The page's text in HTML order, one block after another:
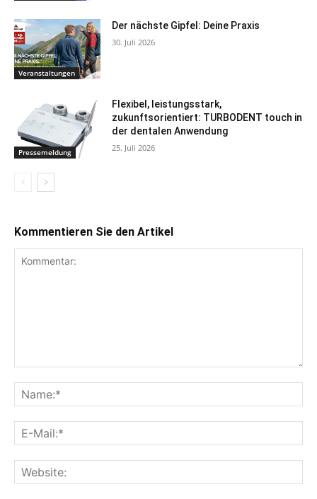
Veranstaltungen
Der nächste Gipfel: Deine Praxis
30. Juli 2026
Pressemeldung
Flexibel, leistungsstark,
zukunftsorientiert: TURBODENT touch in
der dentalen Anwendung
25. Juli 2026
Kommentieren Sie den Artikel